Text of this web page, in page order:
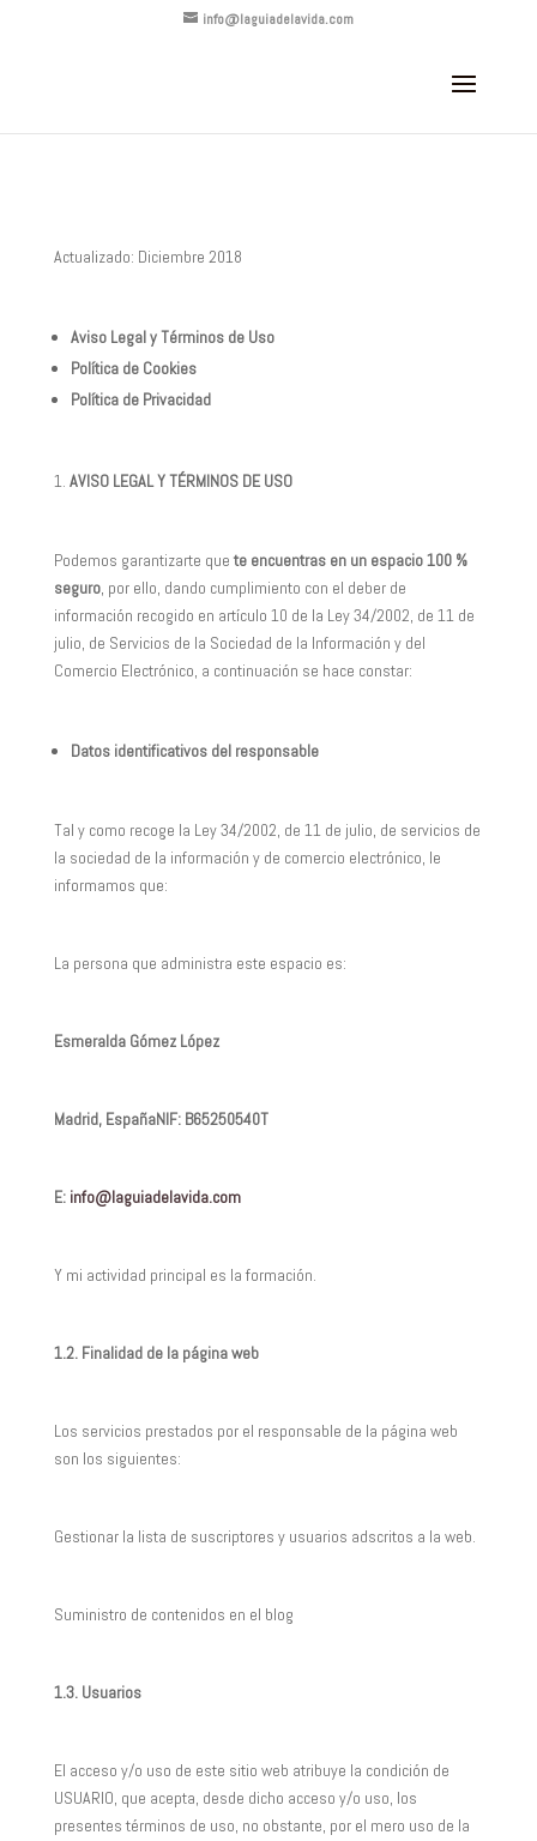
info@laguiadelavida.com
​Actualizado: Diciembre 2018
Aviso Legal y Términos de Uso
Política de Cookies
Política de Privacidad
AVISO LEGAL Y TÉRMINOS DE USO
Podemos garantizarte que te encuentras en un espacio 100 %
seguro, por ello, dando cumplimiento con el deber de
información recogido en artículo 10 de la Ley 34/2002, de 11 de
julio, de Servicios de la Sociedad de la Información y del
Comercio Electrónico, a continuación se hace constar:
Datos identificativos del responsable
Tal y como recoge la Ley 34/2002, de 11 de julio, de servicios de
la sociedad de la información y de comercio electrónico, le
informamos que:
La persona que administra este espacio es:
Esmeralda Gómez López
Madrid, EspañaNIF: B65250540T
E: info@laguiadelavida.com
Y mi actividad principal es la formación.
1.2. Finalidad de la página web
Los servicios prestados por el responsable de la página web
son los siguientes:
Gestionar la lista de suscriptores y usuarios adscritos a la web.
Suministro de contenidos en el blog
1.3. Usuarios
El acceso y/o uso de este sitio web atribuye la condición de
USUARIO, que acepta, desde dicho acceso y/o uso, los
presentes términos de uso, no obstante, por el mero uso de la